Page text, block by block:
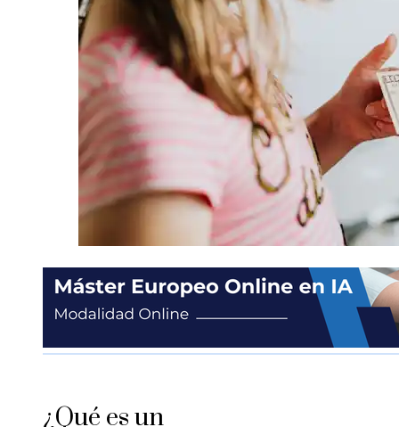
¿Qué es un